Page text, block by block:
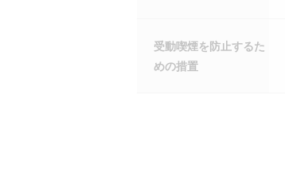
受動喫煙を防止するた
めの措置